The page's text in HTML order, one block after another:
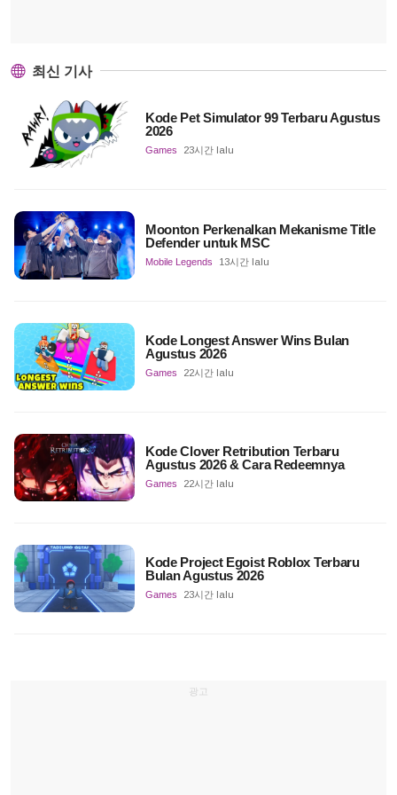
최신 기사
Kode Pet Simulator 99 Terbaru Agustus
2026
Games 23시간 lalu
Moonton Perkenalkan Mekanisme Title
Defender untuk MSC
Mobile Legends 13시간 lalu
Kode Longest Answer Wins Bulan
Agustus 2026
Games 22시간 lalu
Kode Clover Retribution Terbaru
Agustus 2026 & Cara Redeemnya
Games 22시간 lalu
Kode Project Egoist Roblox Terbaru
Bulan Agustus 2026
Games 23시간 lalu
광고